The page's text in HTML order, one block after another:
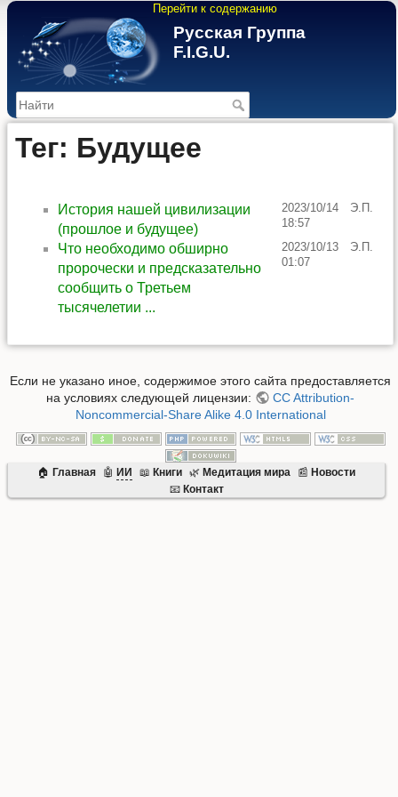
Перейти к содержанию
Русская Группа
F.I.G.U.
Тег: Будущее
История нашей цивилизации
(прошлое и будущее)
2023/10/14
18:57
Э.П.
Что необходимо обширно
пророчески и предсказательно
сообщить о Третьем
тысячелетии ...
2023/10/13
01:07
Э.П.
Если не указано иное, содержимое этого сайта предоставляется
на условиях следующей лицензии:
CC Attribution-
Noncommercial-Share Alike 4.0 International
🏠Главная 🤖ИИ 📖Книги 🌿Mедитация мира 📰Новости
📧 Контакт